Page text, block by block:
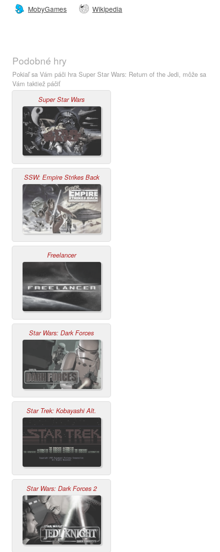
MobyGames Wikipedia
Podobné hry
Pokiaľ sa Vám páči hra Super Star Wars: Return of the Jedi, môže sa
Vám taktiež páčiť
Super Star Wars
SSW: Empire Strikes Back
Freelancer
Star Wars: Dark Forces
Star Trek: Kobayashi Alt.
Star Wars: Dark Forces 2